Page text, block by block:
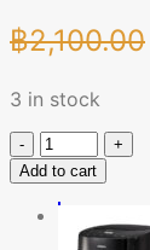
฿2,100.00
3 in stock
หม้อ
ทอด
ไร้
น้ำมัน
Add to cart